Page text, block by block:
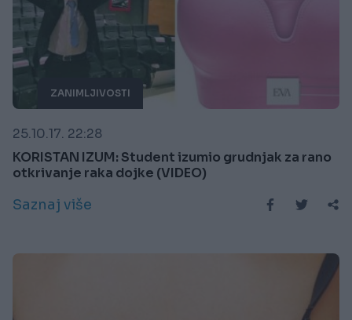
ZANIMLJIVOSTI
25.10.17. 22:28
KORISTAN IZUM: Student izumio grudnjak za rano
otkrivanje raka dojke (VIDEO)
Saznaj više